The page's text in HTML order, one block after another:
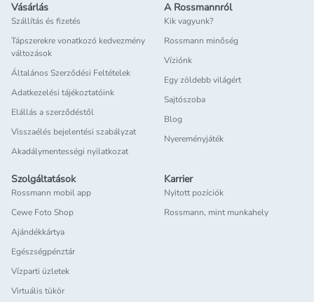
Vásárlás
Szállítás és fizetés
Tápszerekre vonatkozó kedvezmény
változások
Általános Szerződési Feltételek
Adatkezelési tájékoztatóink
Elállás a szerződéstől
Visszaélés bejelentési szabályzat
Akadálymentességi nyilatkozat
A Rossmannról
Kik vagyunk?
Rossmann minőség
Víziónk
Egy zöldebb világért
Sajtószoba
Blog
Nyereményjáték
Szolgáltatások
Rossmann mobil app
Cewe Foto Shop
Ajándékkártya
Egészségpénztár
Vízparti üzletek
Virtuális tükör
Karrier
Nyitott pozíciók
Rossmann, mint munkahely